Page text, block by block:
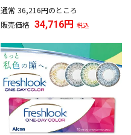
通常 36,216
のところ
販売価格 34,716 税込